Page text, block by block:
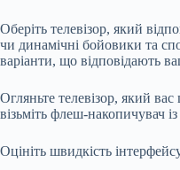
Оберіть телевізор, який
чи динамічні бойовики та
варіанти, що відповідають
Огляньте телевізор, який
візьміть флеш-накопичувач
Оцініть швидкість